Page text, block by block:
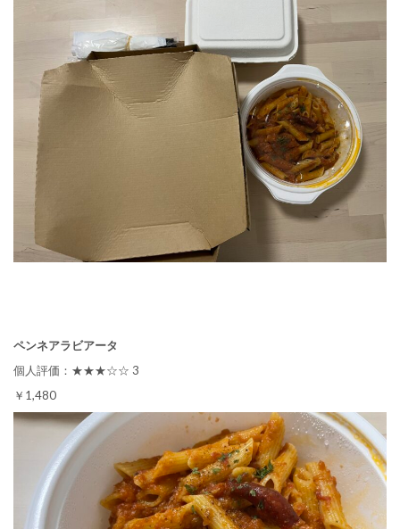
ペンネアラビアータ
個人評価：★★★☆☆ 3
￥1,480